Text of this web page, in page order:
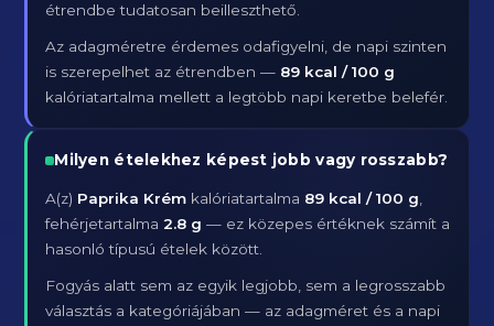
étrendbe tudatosan beilleszthető.
Az adagméretre érdemes odafigyelni, de napi szinten
is szerepelhet az étrendben — 89 kcal / 100 g
kalóriatartalma mellett a legtöbb napi keretbe belefér.
Milyen ételekhez képest jobb vagy rosszabb?
A(z) Paprika Krém kalóriatartalma 89 kcal / 100 g
fehérjetartalma2.8 g — ez közepes értéknek számít a
hasonló típusú ételek között.
Fogyás alatt sem az egyik legjobb, sem a legrosszabb
választás a kategóriájában — az adagméret és a napi